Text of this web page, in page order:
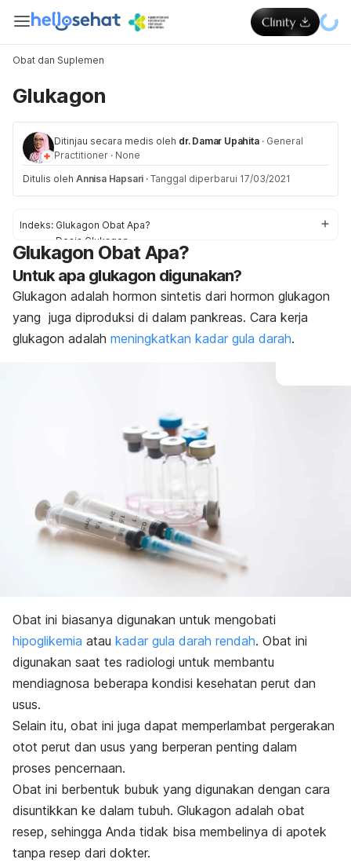
Obat dan Suplemen
Glukagon
Ditinjau secara medis oleh dr. Damar Upahita · General
Practitioner · None
Ditulis oleh Annisa Hapsari · Tanggal diperbarui 17/03/2021
Indeks: Glukagon Obat Apa?
Dosis Glukagon
Efek samping Glukagon
Peringatan dan Perhatian Obat Glukagon
Interaksi Obat Glukagon
Overdosis Glukagon
Glukagon Obat Apa?
Untuk apa glukagon digunakan?
Glukagon adalah hormon sintetis dari hormon glukagon
yang juga diproduksi di dalam pankreas. Cara kerja
glukagon adalah meningkatkan kadar gula darah.
Obat ini biasanya digunakan untuk mengobati
hipoglikemia atau kadar gula darah rendah. Obat ini
digunakan saat tes radiologi untuk membantu
mendiagnosa beberapa kondisi kesehatan perut dan
usus.
Selain itu, obat ini juga dapat memperlambat pergerakan
otot perut dan usus yang berperan penting dalam
proses pencernaan.
Obat ini berbentuk bubuk yang digunakan dengan cara
disuntikkan ke dalam tubuh. Glukagon adalah obat
resep, sehingga Anda tidak bisa membelinya di apotek
tanpa resep dari dokter.